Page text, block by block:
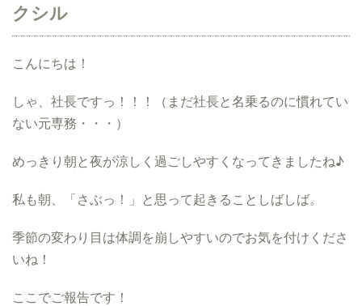
クシル
こんにちは！
しゃ、社長ですっ！！！（まだ社長と名乗るのに慣れてい
ない元専務・・・）
めっきり朝と夜が涼しく過ごしやすくなってきましたね♪
私も朝、「さぶっ！」と思って起きることしばしば。
季節の変わり目は体調を崩しやすいのでお気を付けくださ
いね！
ここでご報告です！